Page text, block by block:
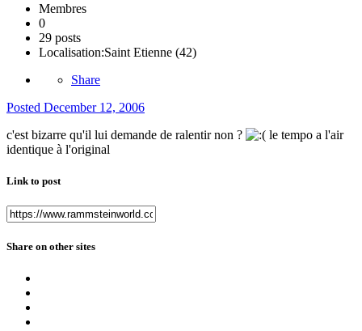
Membres
0
29 posts
Localisation:Saint Etienne (42)
Share
Posted December 12, 2006
c'est bizarre qu'il lui demande de ralentir non ?
le tempo a l'air
identique à l'original
Link to post
Share on other sites